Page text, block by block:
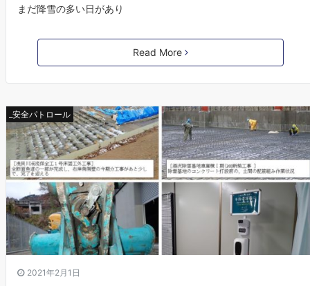
まだ降雪の多い日があり
Read More
_安全パトロール
2021年2月1日